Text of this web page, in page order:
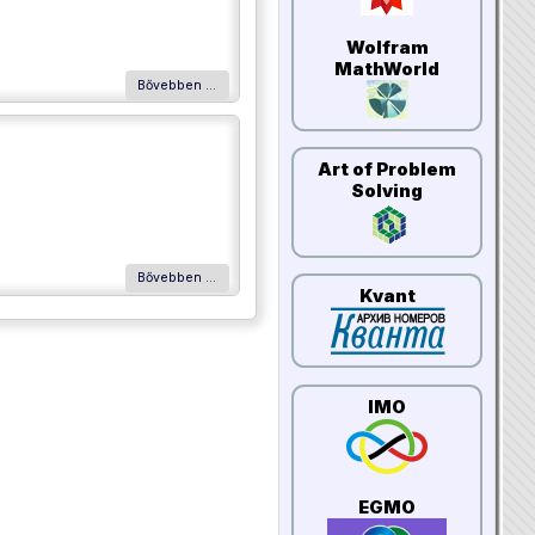
Bővebben …
Bővebben …
Wolfram
MathWorld
Art of Problem
Solving
Kvant
IMO
EGMO